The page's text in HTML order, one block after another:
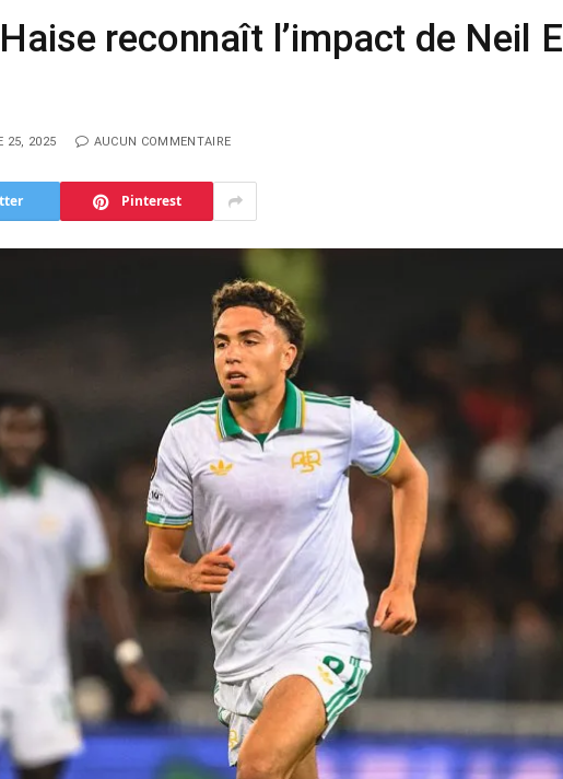
reconnaît l’impact de Neil El
25, 2025 AUCUN COMMENTAIRE
Pinterest